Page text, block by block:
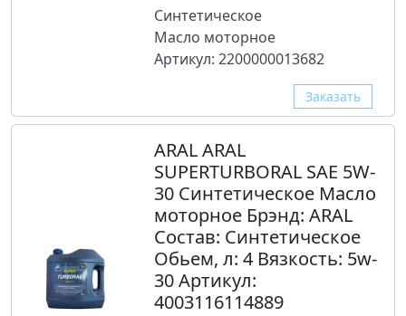
Синтетическое
Масло моторное
Артикул: 2200000013682
Заказать
ARAL ARAL
SUPERTURBORAL SAE 5W-
30 Синтетическое Масло
моторное Брэнд: ARAL
Состав: Синтетическое
Обьем, л: 4 Вязкость: 5w-
30 Артикул:
4003116114889